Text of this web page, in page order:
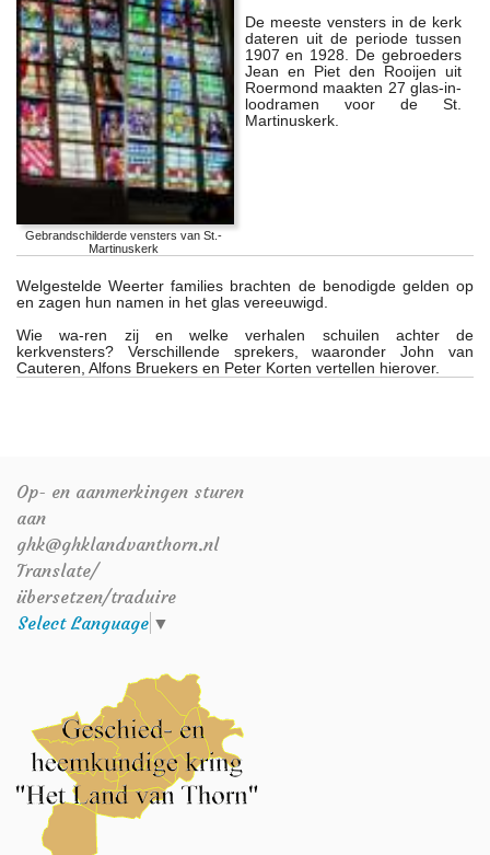
Gebrandschilderde vensters van St.-
Martinuskerk
De meeste vensters in de kerk
dateren uit de periode tussen
1907 en 1928. De gebroeders
Jean en Piet den Rooijen uit
Roermond maakten 27 glas-in-
loodramen voor de St.
Martinuskerk.
Welgestelde Weerter families brachten de benodigde gelden op
en zagen hun namen in het glas vereeuwigd.
Wie wa-ren zij en welke verhalen schuilen achter de
kerkvensters? Verschillende sprekers, waaronder John van
Cauteren, Alfons Bruekers en Peter Korten vertellen hierover.
Op- en aanmerkingen sturen
aan
ghk@ghklandvanthorn.nl
Translate/
übersetzen/traduire
Select Language ▼